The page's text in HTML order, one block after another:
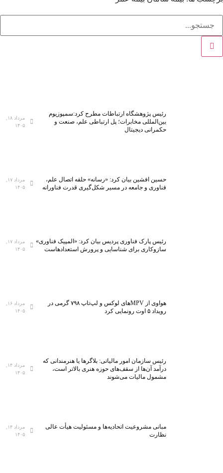
رئیس پژوهشگاه ارتباطات مطرح کرد:سمپوزیوم
بین‌المللی مخابرات؛ پل ارتباطی علم، صنعت و
حکمرانی دیجیتال
۱۴۰۵
حسین افشین بیان کرد: «رسانه» حلقه اتصال علم،
فناوری و جامعه در مسیر شکل‌گیری قدرت فناورانه
۱۴۰۵
رئیس پارک فناوری پردیس بیان کرد: «المپیک فناوری»
سازوکاری برای شناسایی و پرورش استعدادهاست
۱۴۰۵
هواوی از MPVهای لوکس و لپ‌تاپ ۷۹۸ گرمی در
رویداد ۵ اوت رونمایی کرد
۱۴۰۵
رئیس سازمان امور مالیاتی: بلاگر‌ها یا هنرمندانی که
درآمد آن‌ها از سقف‌های حوزه هنری بالاتر است،
مشمول مالیات می‌شوند
۱۴۰۵
مبانی مشروعیت اتحادیه‌ها و مسئولیت هیأت عالی
نظارت
۱۴۰۵